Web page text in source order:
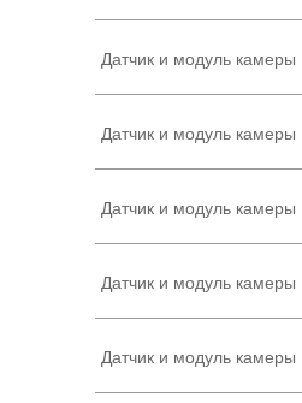
Датчик и модуль камеры
Датчик и модуль камеры
Датчик и модуль камеры
Датчик и модуль камеры
Датчик и модуль камеры